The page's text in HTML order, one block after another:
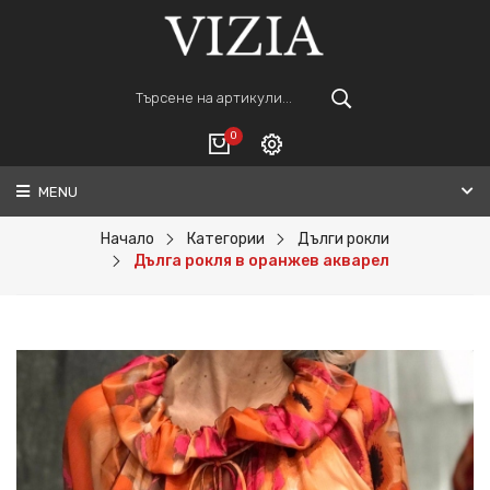
0
ВАШАТА КОЛИЧКА Е ПРАЗНА.
ПОРЪЧАЙ
Регистрация
MENU
Начало Категории
Дълги рокли
Дълга рокля в оранжев акварел